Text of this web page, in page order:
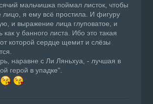
мальчишка поймал листок, чтобы
лицо, я ему всё простила. И фигуру
и выражение лица глуповатое, и
как у банного листа. Ибо это такая
которой сердце щемит и слёзы
наравне с Ли Ляньхуа, - лучшая в
герой в упадке".